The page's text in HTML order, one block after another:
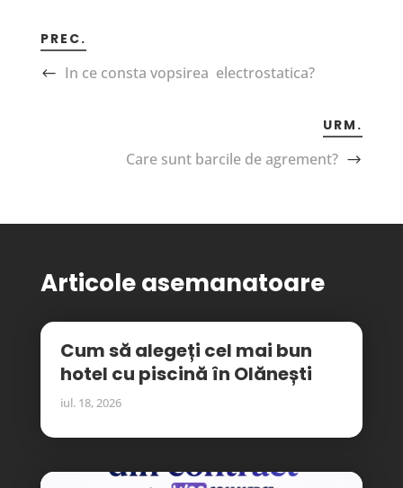
PREC.
In ce consta vopsirea electrostatica?
URM.
Care sunt barcile de agrement?
Articole asemanatoare
Cum să alegeți cel mai bun
hotel cu piscină în Olănești
iul. 18, 2026